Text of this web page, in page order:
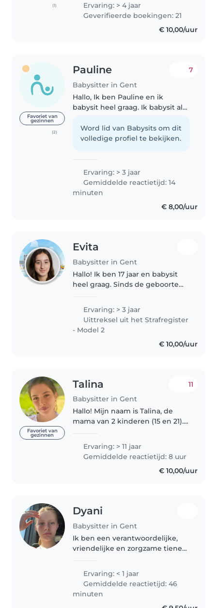
(1)
kindjes. Ik heb al heel wat
ervaring met babysitten en
Ervaring: > 4 jaar
Geverifieerde boekingen: 21
€ 10,00/uur
Favoriet van
gezinnen
(2)
Pauline
Babysitter in Gent
7
Hallo, Ik ben Pauline en ik
babysit heel graag. Ik babysit al
langer ervaring met kinderen. Ik
heb kleine neefjes en nichtjes
Word lid van Babysits om dit
volledige profiel te bekijken.
Ervaring: > 3 jaar
Gemiddelde reactietijd: 14
minuten
€ 8,00/uur
Evita
Babysitter in Gent
Hallo! Ik ben 17 jaar en babysit
heel graag. Sinds de geboorte
regelmatig op hen, dus ik heb al
heel wat ervaring met..
Ervaring: > 3 jaar
Uittreksel uit het Strafregister
- Model 2
€ 10,00/uur
Favoriet van
gezinnen
Talina
Babysitter in Gent
11
Hallo! Mijn naam is Talina, de
mama van 2 kinderen (15 en 21).
verantwoordelijk, zorgzaam en
hou van kinderen. Ik heb
ervaring met babysitten en vind
Ervaring: > 11 jaar
Gemiddelde reactietijd: 8 uur
€ 10,00/uur
Dyani
Babysitter in Gent
Ik ben een verantwoordelijke,
vriendelijke en zorgzame tiener
ervaring van kindjes tussen de 4
maanden en 11 jaar, dus heb ik
veel enthousiasme en ervaring..
Ervaring: < 1 jaar
Gemiddelde reactietijd: 46
minuten